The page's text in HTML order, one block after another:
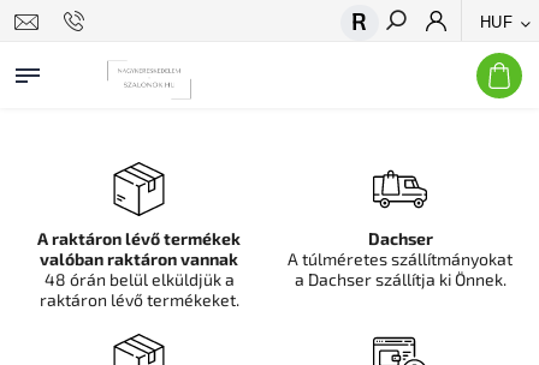
HUF
Keresés
A raktáron lévő termékek
valóban raktáron vannak
48 órán belül elküldjük a
raktáron lévő termékeket.
Dachser
A túlméretes szállítmányokat
a Dachser szállítja ki Önnek.